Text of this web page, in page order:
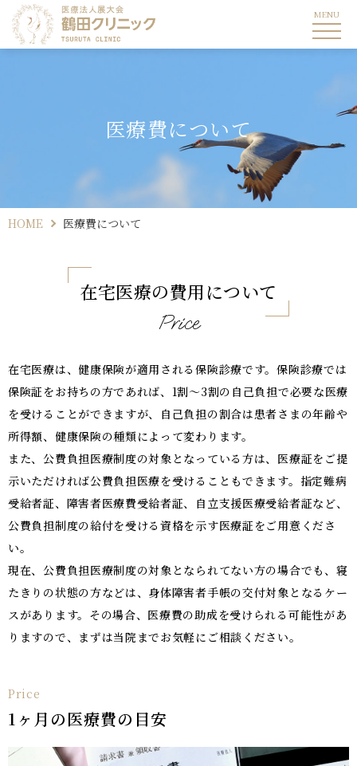
医療費について
HOME 医療費について
在宅医療の費用について
Price
在宅医療は、健康保険が適用される保険診療です。保険診療では
保険証をお持ちの方であれば、1割～3割の自己負担で必要な医療
を受けることができますが、自己負担の割合は患者さまの年齢や
所得額、健康保険の種類によって変わります。
また、公費負担医療制度の対象となっている方は、医療証をご提
示いただければ公費負担医療を受けることもできます。指定難病
受給者証、障害者医療費受給者証、自立支援医療受給者証など、
公費負担制度の給付を受ける資格を示す医療証をご用意くださ
い。
現在、公費負担医療制度の対象となられてない方の場合でも、寝
たきりの状態の方などは、身体障害者手帳の交付対象となるケー
スがあります。その場合、医療費の助成を受けられる可能性があ
りますので、まずは当院までお気軽にご相談ください。
Price
1ヶ月の医療費の目安